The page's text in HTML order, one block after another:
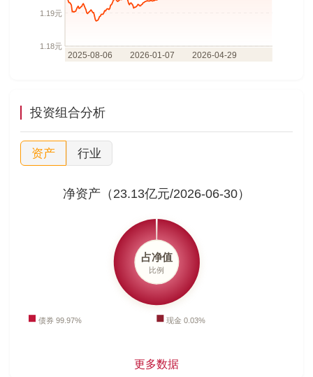
投资组合分析
资产 行业
净资产（23.13亿元/2026-06-30）
更多数据